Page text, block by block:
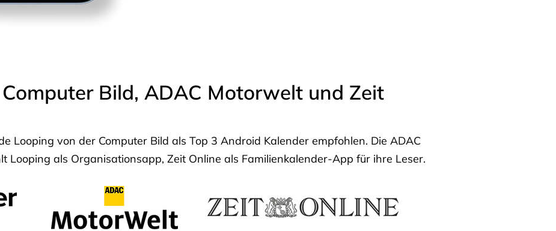
Bild, ADAC Motorwelt und Zeit
Looping von der Computer Bild als Top 3 Android Kalender empfohlen. Die ADAC
Looping als Organisationsapp, Zeit Online als Familienkalender-App für ihre Leser.